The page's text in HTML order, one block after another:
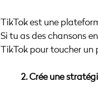
TikTok est une
Si tu as des chansons
TikTok pour toucher un
2. Crée une